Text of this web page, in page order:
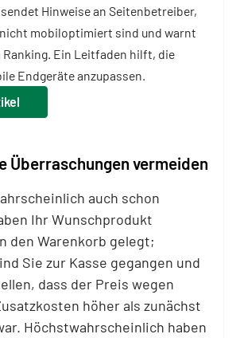
Hinweise an Seitenbetreiber,
mobiloptimiert sind und warnt
Ein Leitfaden hilft, die
Endgeräte anzupassen.
Überraschungen vermeiden
auch schon
Ihr Wunschprodukt
den Warenkorb gelegt;
Sie zur Kasse gegangen und
dass der Preis wegen
höher als zunächst
Höchstwahrscheinlich haben